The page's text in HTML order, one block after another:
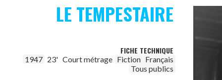
LE TEMPESTAIRE
FICHE TECHNIQUE
1947 23' Court métrage Fiction Français
Tous publics